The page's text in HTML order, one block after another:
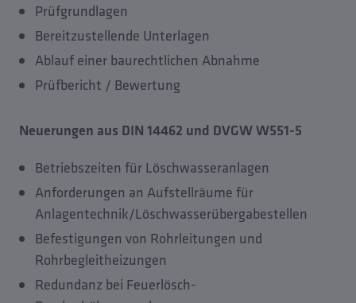
Prüfgrundlagen
Bereitzustellende Unterlagen
Ablauf einer baurechtlichen Abnahme
Prüfbericht / Bewertung
Neuerungen aus DIN 14462 und DVGW W551-5
Betriebszeiten für Löschwasseranlagen
Anforderungen an Aufstellräume für
Anlagentechnik/Löschwasserübergabestellen
Befestigungen von Rohrleitungen und
Rohrbegleitheizungen
Redundanz bei Feuerlösch-